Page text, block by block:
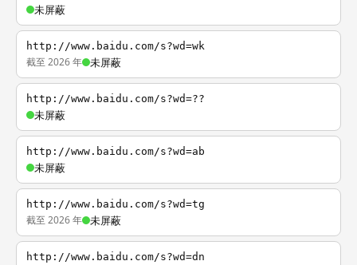
未屏蔽
http://www.baidu.com/s?wd=wk
截至 2026 年 未屏蔽
http://www.baidu.com/s?wd=??
未屏蔽
http://www.baidu.com/s?wd=ab
未屏蔽
http://www.baidu.com/s?wd=tg
截至 2026 年 未屏蔽
http://www.baidu.com/s?wd=dn